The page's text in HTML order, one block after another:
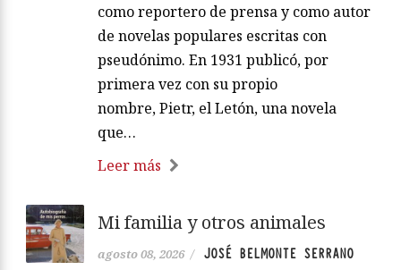
como reportero de prensa y como autor
de novelas populares escritas con
pseudónimo. En 1931 publicó, por
primera vez con su propio
nombre, Pietr, el Letón, una novela
que…
Leer más
Mi familia y otros animales
agosto 08, 2026 / JOSÉ BELMONTE SERRANO